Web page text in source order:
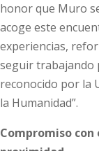
honor que Muro
acoge este
experiencias,
seguir trabajando
reconocido por la
la Humanidad”.
Compromiso